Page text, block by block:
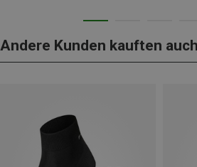
Andere Kunden kauften auch